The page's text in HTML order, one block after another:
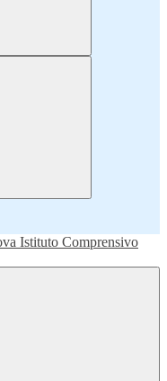
Istituto Comprensivo